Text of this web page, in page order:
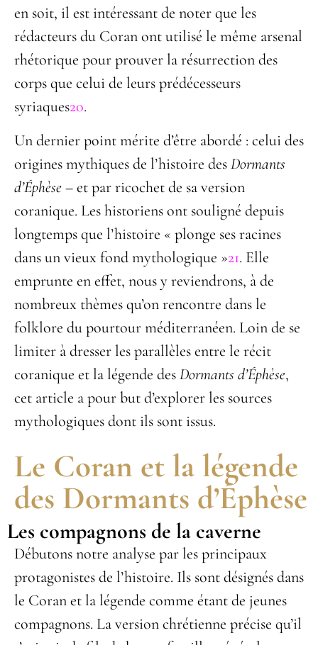
en soit, il est intéressant de noter que les
rédacteurs du Coran ont utilisé le même arsenal
rhétorique pour prouver la résurrection des
corps que celui de leurs prédécesseurs
syriaques20.
Un dernier point mérite d’être abordé : celui des
origines mythiques de l’histoire desDormants
d’Éphèse– et par ricochet de sa version
coranique. Les historiens ont souligné depuis
longtemps que l’histoire « plonge ses racines
dans un vieux fond mythologique »21. Elle
emprunte en effet, nous y reviendrons, à de
nombreux thèmes qu’on rencontre dans le
folklore du pourtour méditerranéen. Loin de se
limiter à dresser les parallèles entre le récit
coranique et la légende desDormants d’Éphèse,
cet article a pour but d’explorer les sources
mythologiques dont ils sont issus.
Le Coran et la légende
des Dormants d’Éphèse
Les compagnons de la caverne
Débutons notre analyse par les principaux
protagonistes de l’histoire. Ils sont désignés dans
le Coran et la légende comme étant de jeunes
compagnons. La version chrétienne précise qu’il